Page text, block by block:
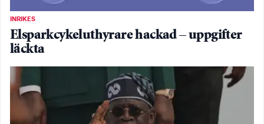
INRIKES
Elsparkcykeluthyrare hackad – uppgifter
läckta